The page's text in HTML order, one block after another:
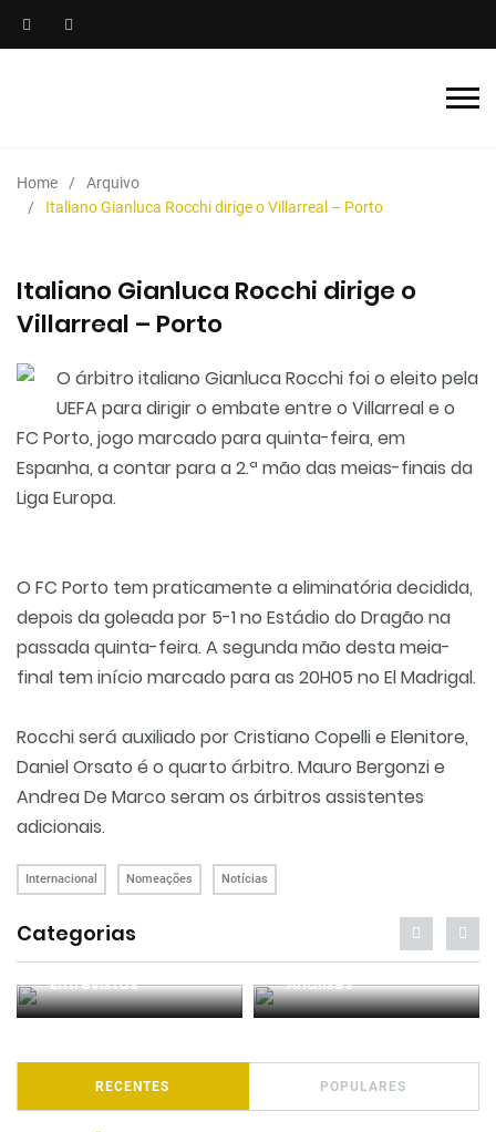
Home
Arquivo
Italiano Gianluca Rocchi dirige o Villarreal – Porto
Italiano Gianluca Rocchi dirige o
Villarreal – Porto
O árbitro italiano Gianluca Rocchi foi o eleito pela
UEFA para dirigir o embate entre o Villarreal e o
FC Porto, jogo marcado para quinta-feira, em
Espanha, a contar para a 2.ª mão das meias-finais da
Liga Europa.
O FC Porto tem praticamente a eliminatória decidida,
depois da goleada por 5-1 no Estádio do Dragão na
passada quinta-feira. A segunda mão desta meia-
final tem início marcado para as 20H05 no El Madrigal.
Rocchi será auxiliado por Cristiano Copelli e Elenitore,
Daniel Orsato é o quarto árbitro. Mauro Bergonzi e
Andrea De Marco seram os árbitros assistentes
adicionais.
Internacional Nomeações Notícias
Categorias
Entrevistas Análises
RECENTES POPULARES